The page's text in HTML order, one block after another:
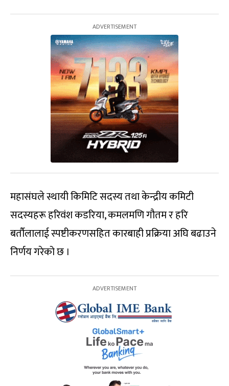
महासंघले स्थायी किमिटि सदस्य तथा केन्द्रीय कमिटी
सदस्यहरू हरिवंश कडरिया, कमलमणि गौतम र हरि
बर्तौलालाई स्पष्टीकरणसहित कारबाही प्रक्रिया अघि बढाउने
निर्णय गरेको छ ।